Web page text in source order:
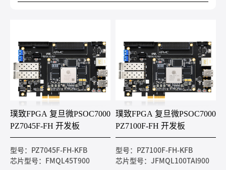
璞致FPGA 复旦微PSOC7000
PZ7045F-FH 开发板
型号：PZ7045F-FH-KFB
芯片型号：FMQL45T900
璞致FPGA 复旦微PSOC7000
PZ7100F-FH 开发板
型号：PZ7100F-FH-KFB
芯片型号：JFMQL100TAI900